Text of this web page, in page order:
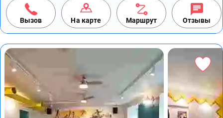
Вызов На карте Маршрут Отзывы